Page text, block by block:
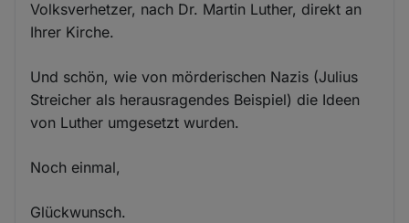
Volksverhetzer, nach Dr. Martin Luther, direkt an
Ihrer Kirche.
Und schön, wie von mörderischen Nazis (Julius
Streicher als herausragendes Beispiel) die Ideen
von Luther umgesetzt wurden.
Noch einmal,
Glückwunsch.